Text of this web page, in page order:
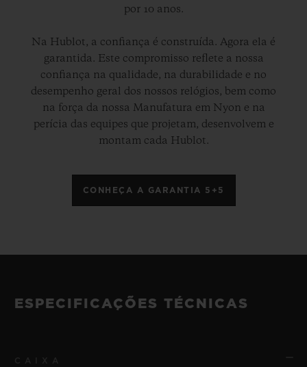
por 10 anos.
Na Hublot, a confiança é construída. Agora ela é
garantida. Este compromisso reflete a nossa
confiança na qualidade, na durabilidade e no
desempenho geral dos nossos relógios, bem como
na força da nossa Manufatura em Nyon e na
perícia das equipes que projetam, desenvolvem e
montam cada Hublot.
CONHEÇA A GARANTIA 5+5
ESPECIFICAÇÕES TÉCNICAS